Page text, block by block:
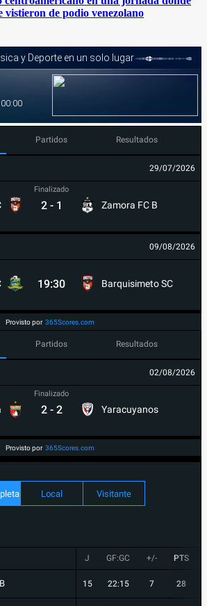
vistieron de podio venezolano
Partidos Resultados
29/07/2026
Finalizado
2 - 1 Zamora FC B
09/08/2026
19:30 Barquisimeto SC
Provisto por 365Scores.com
Partidos Resultados
02/08/2026
Finalizado
2 - 2 Yaracuyanos
Provisto por 365Scores.com
Local Visitante
J GF:GC +/- PTS
15 22:15 7 28